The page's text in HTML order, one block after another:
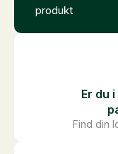
produkt
Er du
Find din